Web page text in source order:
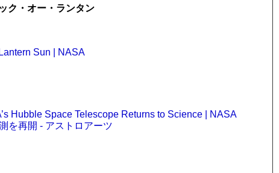
ク・オー・ランタン
Sun | NASA
Hubble Space Telescope Returns to Science | NASA
を再開 - アストロアーツ